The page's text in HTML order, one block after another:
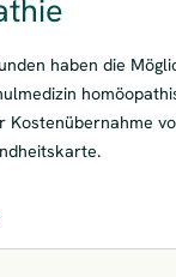
haben die
Kostenübernahme